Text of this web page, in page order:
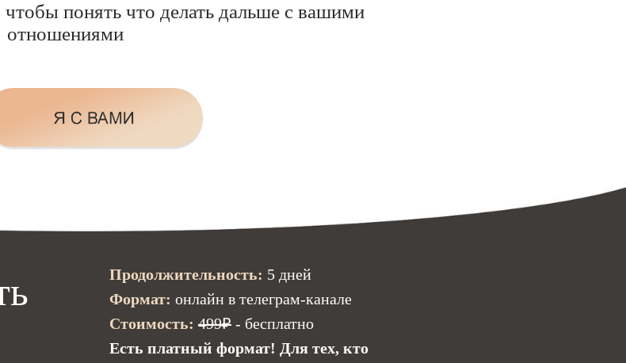
чтобы понять что делать дальше с вашими
отношениями
Продолжительность: 5 дней
Формат: онлайн в телеграм-канале
Стоимость: 499₽ - бесплатно
Есть платный формат! Для тех, кто